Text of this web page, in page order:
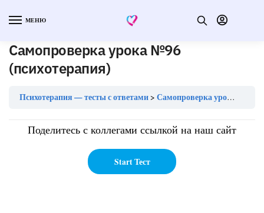
МЕНЮ
Самопроверка урока №96
(психотерапия)
Психотерапия — тесты с ответами Самопроверка урока №96 (психотерапия)
Поделитесь с коллегами ссылкой на наш сайт